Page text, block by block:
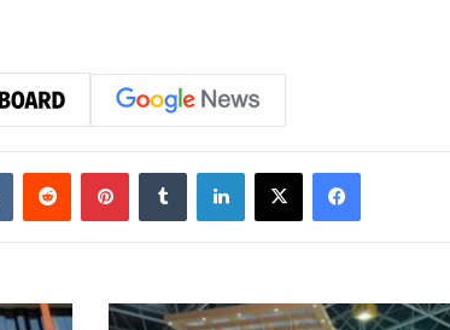
فيسبوك ‫X لينكدإن ‏Tumblr بينتيريست ‏Reddit
ع